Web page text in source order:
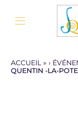
ACCUEIL»
QUENTIN -LA-